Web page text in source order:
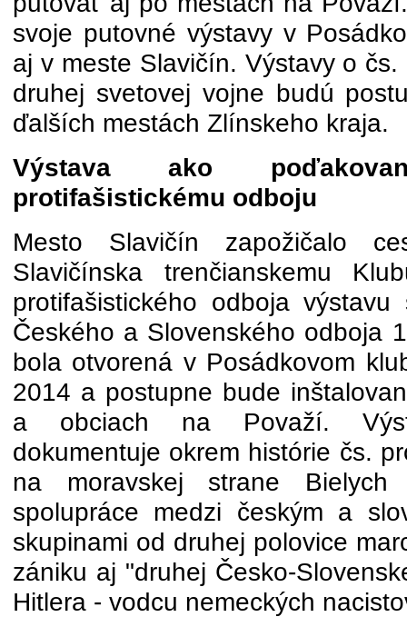
svoje putovné výstavy v
aj v meste Slavičín. Výstavy o
druhej svetovej vojne budú
ďalších mestách Zlínskeho kraja.
Výstava ako
protifašistickému odboju
Mesto Slavičín zapožičalo
Slavičínska trenčianskemu
protifašistického odboja výstavu
Českého a Slovenského odboja
bola otvorená v Posádkovom
2014 a postupne bude
a obciach na Považí.
dokumentuje okrem histórie čs.
na moravskej strane
spolupráce medzi českým a
skupinami od druhej polovice
zániku aj "druhej Česko-
Hitlera - vodcu nemeckých